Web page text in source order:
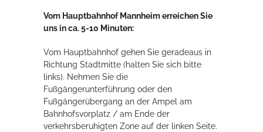
Vom Hauptbahnhof Mannheim erreichen Sie
uns in ca. 5-10 Minuten:
Vom Hauptbahnhof gehen Sie geradeaus in
Richtung Stadtmitte (halten Sie sich bitte
links). Nehmen Sie die
Fußgängerunterführung oder den
Fußgängerübergang an der Ampel am
Bahnhofsvorplatz / am Ende der
verkehrsberuhigten Zone auf der linken Seite.